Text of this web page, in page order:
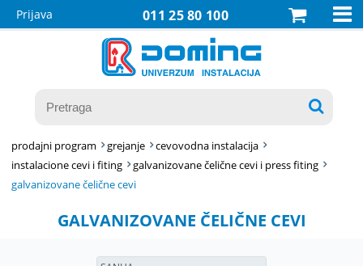
011 25 80 100
Prijava 

prodajni program grejanje
cevovodna instalacija
instalacione cevi i fiting
galvanizovane čelične cevi i press fiting
galvanizovane čelične cevi
GALVANIZOVANE ČELIČNE CEVI